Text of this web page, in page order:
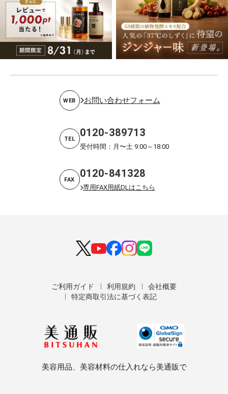
WEB お問い合わせフォーム
TEL 0120-389713
受付時間：月〜土 9:00～18:00
FAX 0120-841328
専用FAX用紙DLはこちら
ご利用ガイド 利用規約
会社概要
特定商取引法に基づく表記
美容用品、美容材料の仕入れなら美通販で